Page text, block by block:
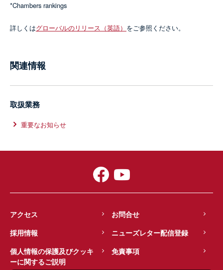
*Chambers rankings
詳しくはグローバルのリリース（英語） をご参照ください。
関連情報
取扱業務
重要なお知らせ
アクセス
お問合せ
採用情報
ニューズレター配信登録
個人情報の保護及びクッキ
ーに関するご説明
免責事項